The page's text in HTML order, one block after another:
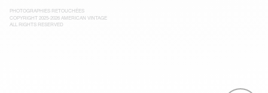
PHOTOGRAPHIES RETOUCHÉES
COPYRIGHT 2025-2026 AMERICAN VINTAGE
ALL RIGHTS RESERVED